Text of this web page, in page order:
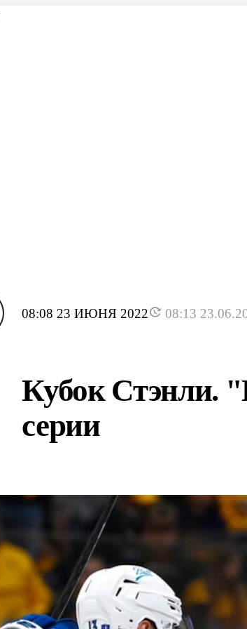
08:08 23 ИЮНЯ 2022 08:13
Кубок Стэнли.
серии